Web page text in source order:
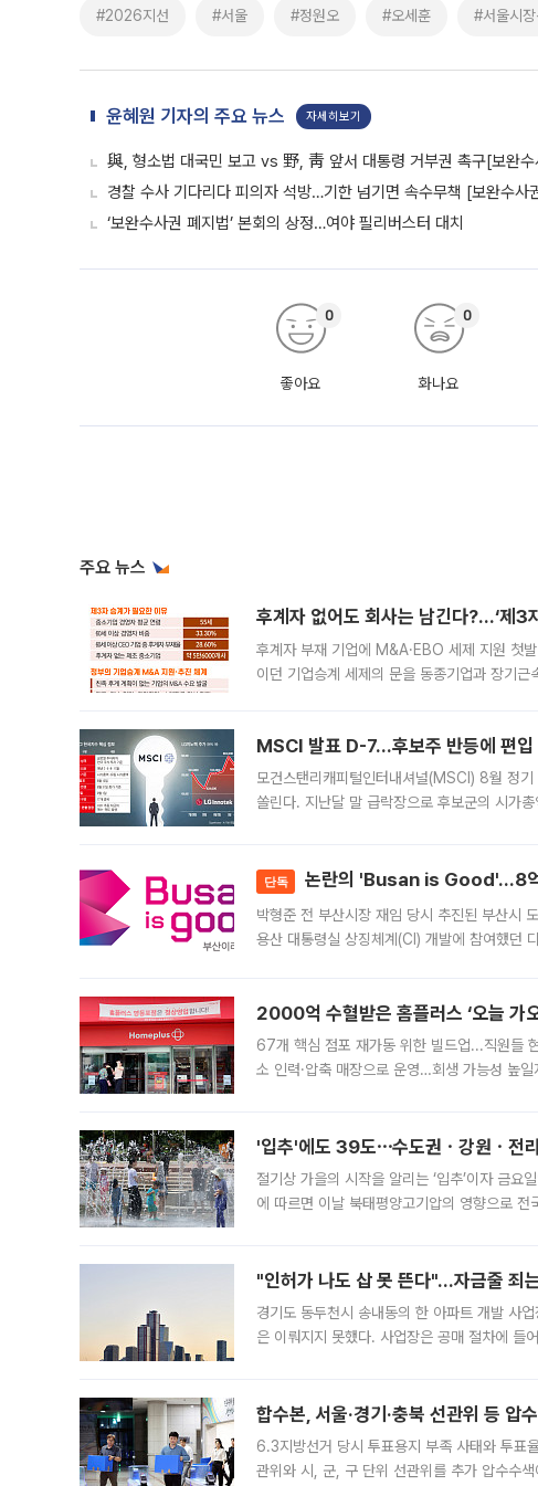
#2026지선 #서울 #정원오 #오세훈 #서울시장
윤혜원 기자의 주요 뉴스 자세히보기
與, 형소법 대국민 보고 vs 野, 靑 앞서 대통령 거부권 촉구[보완
경찰 수사 기다리다 피의자 석방…기한 넘기면 속수무책 [보완수
‘보완수사권 폐지법’ 본회의 상정…여야 필리버스터 대치
좋아요
0
화나요
0
주요 뉴스
후계자 없어도 회사는 남긴다?…‘제3
후계자 부재 기업에 M&A·EBO 세제 지원 첫
이던 기업승계 세제의 문을 동종기업과 장기
MSCI 발표 D-7…후보주 반등에 편입
모건스탠리캐피털인터내셔널(MSCI) 8월 정
쏠린다. 지난달 말 급락장으로 후보군의 시가
단독 논란의 'Busan is Good'…8억
박형준 전 부산시장 재임 당시 추진된 부산시
용산 대통령실 상징체계(CI) 개발에 참여했던
2000억 수혈받은 홈플러스 ‘오늘 가
67개 핵심 점포 재가동 위한 빌드업...직원들
소 인력·압축 매장으로 운영…회생 가능성 높
'입추'에도 39도⋯수도권ㆍ강원ㆍ전
절기상 가을의 시작을 알리는 ‘입추’이자 금
에 따르면 이날 북태평양고기압의 영향으로
"인허가 나도 삽 못 뜬다"…자금줄 죄
경기도 동두천시 송내동의 한 아파트 개발 사
은 이뤄지지 못했다. 사업장은 공매 절차에
합수본, 서울·경기·충북 선관위 등 압
6.3지방선거 당시 투표용지 부족 사태와 투표
관위와 시, 군, 구 단위 선관위를 추가 압수수